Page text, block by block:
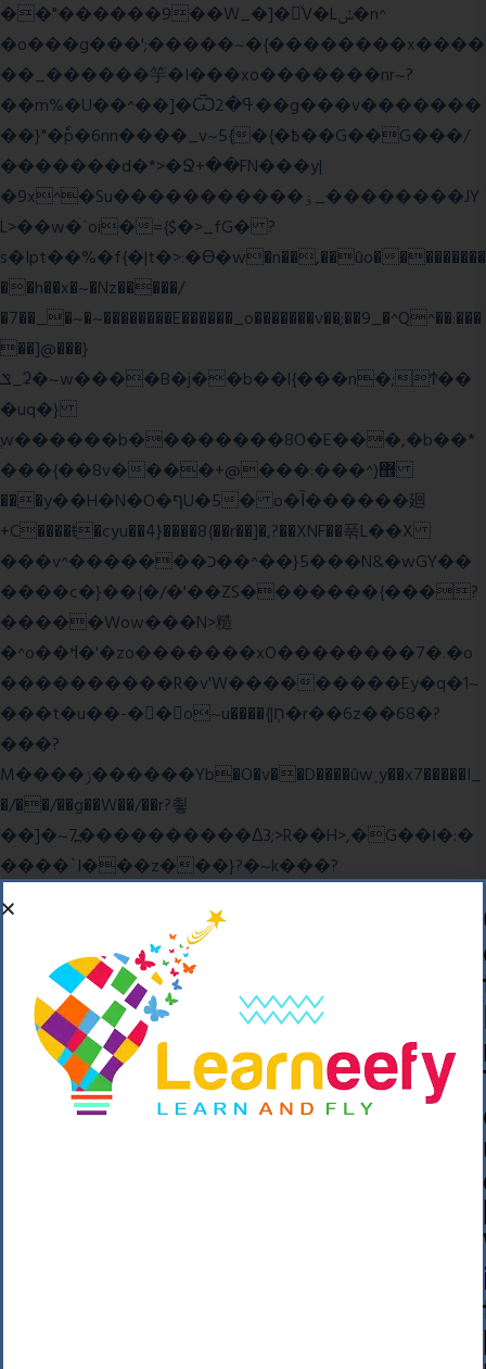
��"������9��W_�]�ͮV�Lݽ�n^
�o���g���';�����~�{��������x����
��_������竽�I���xo�������nr~?
��m%�U��^��]�Ѿߟ�2��g���v�������
��}"�ٗp�6nn����_v~5{�{�߿��G��G���/
�������d�*>�Ջ+��FN���y|
�9x^�Su�����������ۏ_��������JY
L>��w�ˋoi�={$�>_fG� ?
s�Ipt��%�f{�|t�>:�ϴ�w�n��,��ûo���������
��h��x�~�Nz�����/
�7��_�~�~��������E������_o�������v��;��9_�^Q^��:���
��]@���}
ݏ_ʡ�~w����B�j��b��l{���n�;Ϯ��
�uq�}
ֲw������b��������8O�E���,�b��*
���{��8v����+@���:���^)޾
���y��H�N�O�ףU�5� o�Ȉ������廻
+C����ŧ�cyu��4}����8{��r��]�,?��XNF��푺L��X
���v^�������כ��^��}5���N&�wGY��
����c�}��{�/�'��ZS�������{���?
�����Wow���N>糙
�^o��ߞ�'�zo�������xO��������7�.�o
����������R�v'W���������Ey�q�1~
���t�u��-�� o~u����{|ח֧�r��6z��68�?
���?
M����ݫ������Yb�O�v��D����ûw˯y��x7�����I_
�/��/��g��W��/��r?쵷
��]�~7߽����������Δ3;>R��H>,�G��ו�:�
���� `I���z���}?�~k���?
��o��C���ǡ���,����*�3��#eۧ_>\��z
�K{DQg�Ϯ��]u��3o�V~�/��@��??
����Y�]�s�n���s
����p��|
��^��������$��ٽ�P���~��4���Snn^
$ ����Ogy/|>ڿ|�I��'A�n��1�$�}
=c"'��K���X�:��?j�ԫ��-